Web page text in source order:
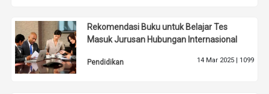
Rekomendasi Buku untuk Belajar Tes
Masuk Jurusan Hubungan Internasional
Pendidikan 14 Mar 2025 | 1099